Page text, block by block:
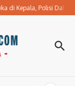
di Kepala, Polisi Dalami